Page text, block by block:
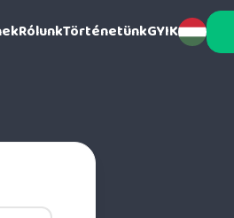
RólunkTörténetünkGYIK